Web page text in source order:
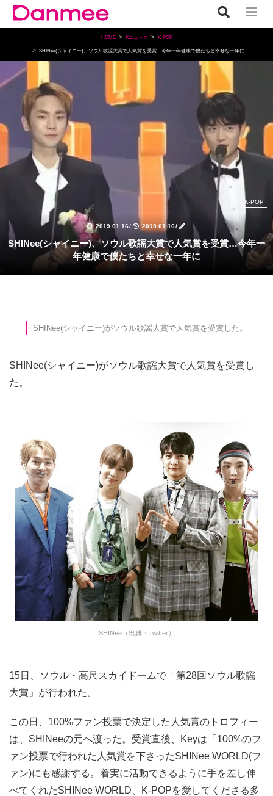
HOME Kニュース K-POP
SHINee(シャイニー)、ソウル歌謡大賞で人気賞を受賞…今年一年健康で僕たちと幸せな一年に
2019.01.16/ 2019.01.16/
K-POP
SHINee(シャイニー)、ソウル歌謡大賞で人気賞を受賞…今年一
年健康で僕たちと幸せな一年に
SHINee(シャイニー)がソウル歌謡大賞で人気賞を受賞した。
SHINee(シャイニー)がソウル歌謡大賞で人気賞を受賞し
た。
SHINee（出典：Twitter）
15日、ソウル・高尺スカイドームで「第28回ソウル歌謡
大賞」が行われた。
この日、100%ファン投票で決定した人気賞のトロフィー
は、SHINeeの元へ渡った。受賞直後、Keyは「100%のフ
ァン投票で行われた人気賞を下さったSHINee WORLD(フ
ァン)にも感謝する。着実に活動できるように手を差し伸
べてくれたSHINee WORLD、K-POPを愛してくださる多